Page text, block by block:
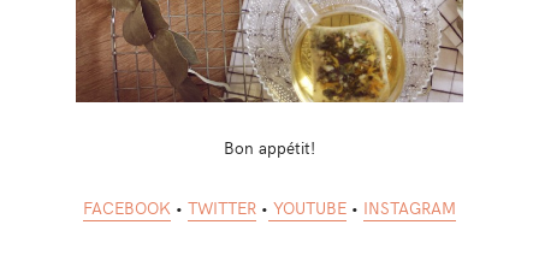
Bon appétit!
FACEBOOK • TWITTER • YOUTUBE • INSTAGRAM